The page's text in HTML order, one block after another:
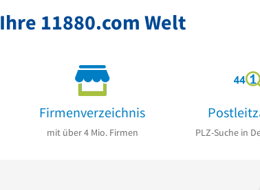
Ihre 11880.com Welt
Firmenverzeichnis
mit über 4 Mio. Firmen PLZ-Suche in